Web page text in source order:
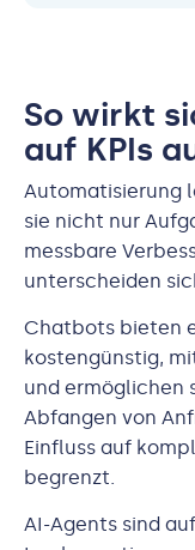
So wirkt
auf KPIs
Automatisierung
sie nicht nur
messbare
unterscheiden
Chatbots bieten
kostengünstig,
und ermöglichen
Abfangen von
Einfluss auf
begrenzt.
AI-Agents sind